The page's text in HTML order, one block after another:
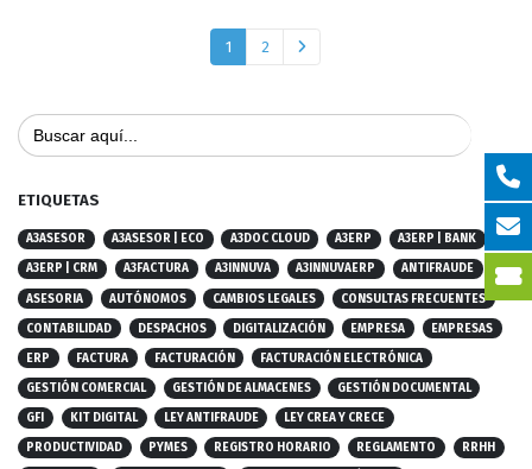
1 2
Buscar:
ETIQUETAS
A3ASESOR A3ASESOR | ECO A3DOC CLOUD A3ERP A3ERP | BANK
A3ERP | CRM A3FACTURA A3INNUVA A3INNUVAERP ANTIFRAUDE
ASESORIA AUTÓNOMOS CAMBIOS LEGALES CONSULTAS FRECUENTES
CONTABILIDAD DESPACHOS DIGITALIZACIÓN EMPRESA EMPRESAS
ERP FACTURA FACTURACIÓN FACTURACIÓN ELECTRÓNICA
GESTIÓN COMERCIAL GESTIÓN DE ALMACENES GESTIÓN DOCUMENTAL
GFI KIT DIGITAL LEY ANTIFRAUDE LEY CREA Y CRECE
PRODUCTIVIDAD PYMES REGISTRO HORARIO REGLAMENTO RRHH